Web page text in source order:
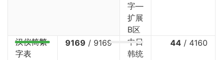
字—
扩展
B区
汉仪简繁
字表
9169 / 9169
中日
韩统
44 / 4160